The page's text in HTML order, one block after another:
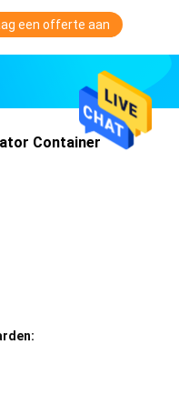
een offerte aan
Container